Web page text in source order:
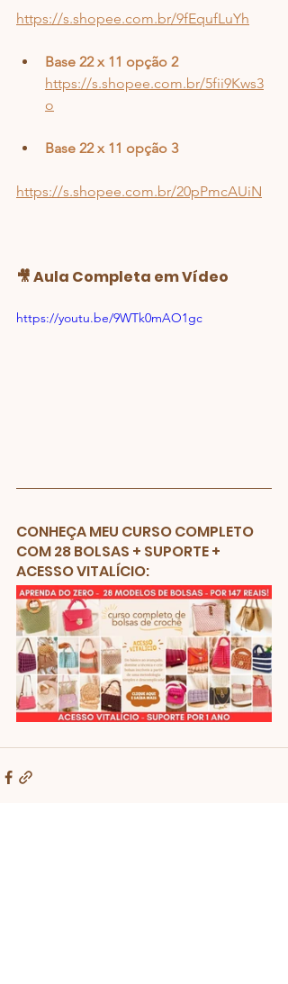
https://s.shopee.com.br/9fEqufLuYh
Base 22 x 11 opção 2
https://s.shopee.com.br/5fii9Kws3
o
Base 22 x 11 opção 3
https://s.shopee.com.br/20pPmcAUiN
🎥 Aula Completa em Vídeo
https://youtu.be/9WTk0mAO1gc
CONHEÇA MEU CURSO COMPLETO
COM 28 BOLSAS + SUPORTE +
ACESSO VITALÍCIO: